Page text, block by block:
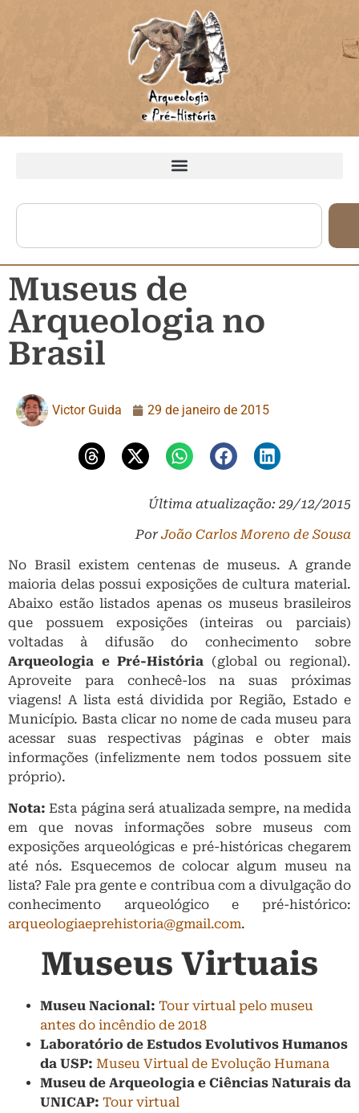
Museus de
Arqueologia no
Brasil
Victor Guida 29 de janeiro de 2015
Última atualização: 29/12/2015
Por João Carlos Moreno de Sousa
No Brasil existem centenas de museus. A grande
maioria delas possui exposições de cultura material.
Abaixo estão listados apenas os museus brasileiros
que possuem exposições (inteiras ou parciais)
voltadas à difusão do conhecimento sobre
Arqueologia e Pré-História (global ou regional).
Aproveite para conhecê-los na suas próximas
viagens! A lista está dividida por Região, Estado e
Município. Basta clicar no nome de cada museu para
acessar suas respectivas páginas e obter mais
informações (infelizmente nem todos possuem site
próprio).
Nota: Esta página será atualizada sempre, na medida
em que novas informações sobre museus com
exposições arqueológicas e pré-históricas chegarem
até nós. Esquecemos de colocar algum museu na
lista? Fale pra gente e contribua com a divulgação do
conhecimento arqueológico e pré-histórico:
arqueologiaeprehistoria@gmail.com.
Museus Virtuais
Museu Nacional: Tour virtual pelo museu
antes do incêndio de 2018
Laboratório de Estudos Evolutivos Humanos
da USP: Museu Virtual de Evolução Humana
Museu de Arqueologia e Ciências Naturais da
UNICAP: Tour virtual